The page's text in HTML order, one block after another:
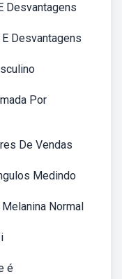
Desvantagens
Desvantagens
Por
De Vendas
Medindo
Normal
é